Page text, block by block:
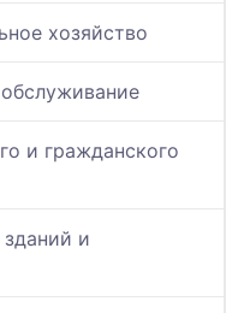
хозяйство
и гражданского
и